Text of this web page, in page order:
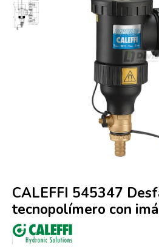
CALEFFI 545347
tecnopolímero con